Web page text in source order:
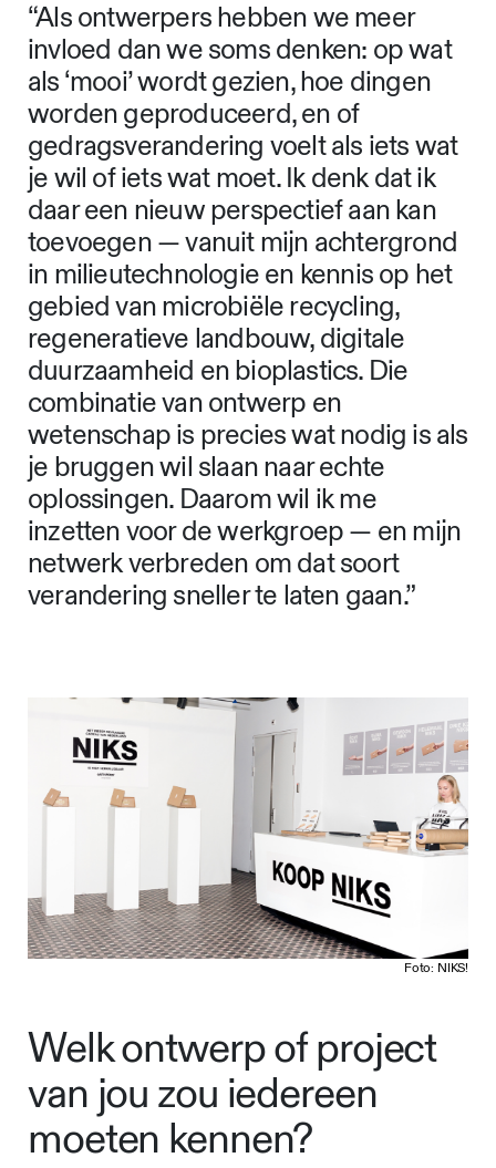
“Als ontwerpers hebben we meer
invloed dan we soms denken: op wat
als ‘mooi’ wordt gezien, hoe dingen
worden geproduceerd, en of
gedragsverandering voelt als iets wat
je wil of iets wat moet. Ik denk dat ik
daar een nieuw perspectief aan kan
toevoegen — vanuit mijn achtergrond
in milieutechnologie en kennis op het
gebied van microbiële recycling,
regeneratieve landbouw, digitale
duurzaamheid en bioplastics. Die
combinatie van ontwerp en
wetenschap is precies wat nodig is als
je bruggen wil slaan naar echte
oplossingen. Daarom wil ik me
inzetten voor de werkgroep — en mijn
netwerk verbreden om dat soort
verandering sneller te laten gaan.”
Foto: NIKS!
Welk ontwerp of project
van jou zou iedereen
moeten kennen?